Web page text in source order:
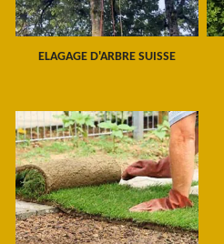
ELAGAGE D'ARBRE SUISSE